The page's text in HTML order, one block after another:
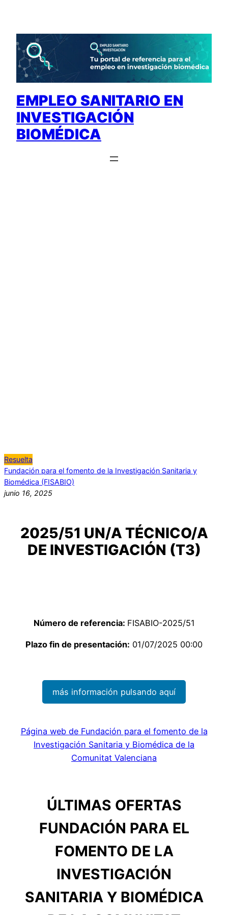
contenido
EMPLEO SANITARIO EN
INVESTIGACIÓN
BIOMÉDICA
Resuelta
Fundación para el fomento de la Investigación Sanitaria y
Biomédica (FISABIO)
junio 16, 2025
2025/51 UN/A TÉCNICO/A
DE INVESTIGACIÓN (T3)
Número de referencia: FISABIO-2025/51
Plazo fin de presentación: 01/07/2025 00:00
más información pulsando aquí
Página web de Fundación para el fomento de la
Investigación Sanitaria y Biomédica de la
Comunitat Valenciana
ÚLTIMAS OFERTAS
FUNDACIÓN PARA EL
FOMENTO DE LA
INVESTIGACIÓN
SANITARIA Y BIOMÉDICA